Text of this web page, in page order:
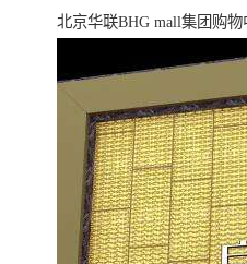
北京华联BHG mall集团购物